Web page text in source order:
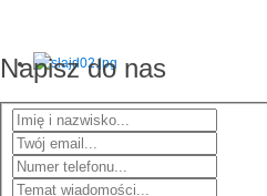
Napisz do nas